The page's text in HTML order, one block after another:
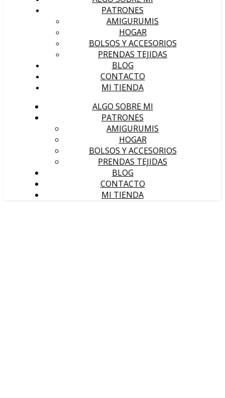
PATRONES
AMIGURUMIS
HOGAR
BOLSOS Y ACCESORIOS
PRENDAS TEJIDAS
BLOG
CONTACTO
MI TIENDA
ALGO SOBRE MI
PATRONES
AMIGURUMIS
HOGAR
BOLSOS Y ACCESORIOS
PRENDAS TEJIDAS
BLOG
CONTACTO
MI TIENDA